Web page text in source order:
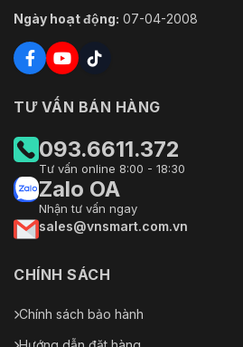
Ngày hoạt động: 07-04-2008
TƯ VẤN BÁN HÀNG
093.6611.372
Tư vấn online 8:00 - 18:30
Zalo OA
Nhận tư vấn ngay
sales@vnsmart.com.vn
CHÍNH SÁCH
Chính sách bảo hành